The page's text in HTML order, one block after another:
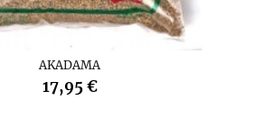
AKADAMA
17,95 €